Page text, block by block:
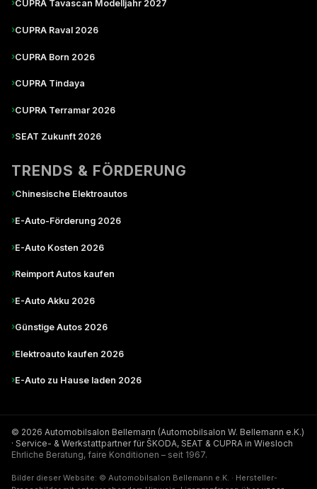
›CUPRA Tavascan Modelljahr 2027
›CUPRA Raval 2026
›CUPRA Born 2026
›CUPRA Tindaya
›CUPRA Terramar 2026
›SEAT Zukunft 2026
TRENDS & FÖRDERUNG
›Chinesische Elektroautos
›E-Auto-Förderung 2026
›E-Auto Kosten 2026
›Reimport Autos kaufen
›E-Auto Akku 2026
›Günstige Autos 2026
›Elektroauto kaufen 2026
›E-Auto zu Hause laden 2026
© 2026 Automobilsalon Bellemann (Automobilsalon W. Bellemann e.K.)
· Service- & Werkstattpartner für ŠKODA, SEAT & CUPRA in Wiesloch
Ehrliche Beratung, faire Konditionen – seit 1967.
Bilder dieser Website: © Automobilsalon Bellemann e.K. · Hersteller-